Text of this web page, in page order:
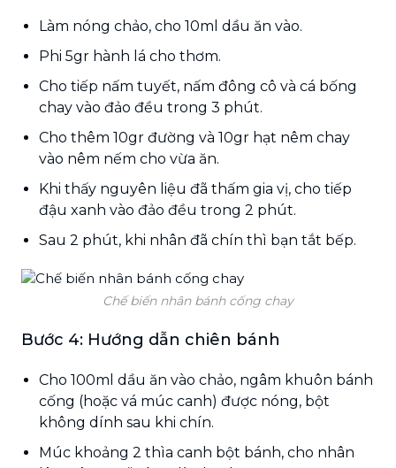
Làm nóng chảo, cho 10ml dầu ăn vào.
Phi 5gr hành lá cho thơm.
Cho tiếp nấm tuyết, nấm đông cô và cá bống
chay vào đảo đều trong 3 phút.
Cho thêm 10gr đường và 10gr hạt nêm chay
vào nêm nếm cho vừa ăn.
Khi thấy nguyên liệu đã thấm gia vị, cho tiếp
đậu xanh vào đảo đều trong 2 phút.
Sau 2 phút, khi nhân đã chín thì bạn tắt bếp.
Chế biến nhân bánh cống chay
Bước 4: Hướng dẫn chiên bánh
Cho 100ml dầu ăn vào chảo, ngâm khuôn bánh
cống (hoặc vá múc canh) được nóng, bột
không dính sau khi chín.
Múc khoảng 2 thìa canh bột bánh, cho nhân